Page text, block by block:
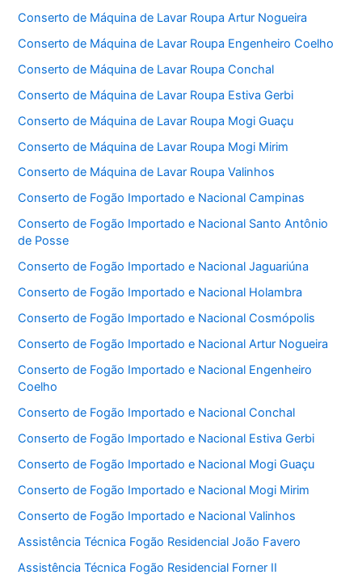
Conserto de Máquina de Lavar Roupa Artur Nogueira
Conserto de Máquina de Lavar Roupa Engenheiro Coelho
Conserto de Máquina de Lavar Roupa Conchal
Conserto de Máquina de Lavar Roupa Estiva Gerbi
Conserto de Máquina de Lavar Roupa Mogi Guaçu
Conserto de Máquina de Lavar Roupa Mogi Mirim
Conserto de Máquina de Lavar Roupa Valinhos
Conserto de Fogão Importado e Nacional Campinas
Conserto de Fogão Importado e Nacional Santo Antônio
de Posse
Conserto de Fogão Importado e Nacional Jaguariúna
Conserto de Fogão Importado e Nacional Holambra
Conserto de Fogão Importado e Nacional Cosmópolis
Conserto de Fogão Importado e Nacional Artur Nogueira
Conserto de Fogão Importado e Nacional Engenheiro
Coelho
Conserto de Fogão Importado e Nacional Conchal
Conserto de Fogão Importado e Nacional Estiva Gerbi
Conserto de Fogão Importado e Nacional Mogi Guaçu
Conserto de Fogão Importado e Nacional Mogi Mirim
Conserto de Fogão Importado e Nacional Valinhos
Assistência Técnica Fogão Residencial João Favero
Assistência Técnica Fogão Residencial Forner II